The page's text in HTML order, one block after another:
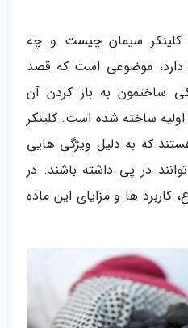
کلینکر سیمان چیست و چه
دارد، موضوعی است که قصد
ساختمون به باز کردن آن
اولیه ساخته شده است. کلینکر
که به دلیل ویژگی هایی
در پی داشته باشند. در
کاربرد ها و مزایای این ماده